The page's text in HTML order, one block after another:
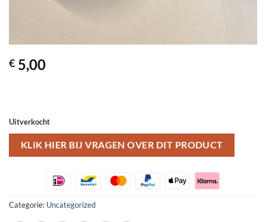
€ 5,00
Uitverkocht
KLIK HIER BIJ VRAGEN OVER DIT PRODUCT
Categorie: Uncategorized